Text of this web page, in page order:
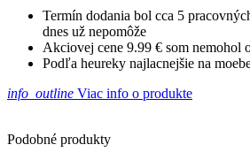
Termín dodania bol cca 5
dnes už nepomôže
Akciovej cene 9.99 € som nemohol
Podľa heureky najlacnejšie na
info_outline Viac info o produkte
Podobné produkty